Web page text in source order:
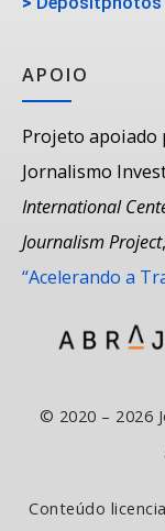
APOIO
Projeto apoiado
Jornalismo
International
Journalism Project
“Acelerando a
© 2020 – 2026
Conteúdo